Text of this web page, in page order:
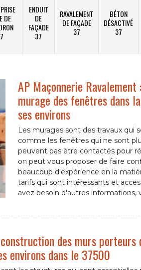
DE
ENDUIT
DE
FAÇADE
37
RAVALEMENT
DE FAÇADE
37
BÉTON
DÉSACTIVÉ
37
AP Maçonnerie
murage des fenêtres dans
ses environs
Les murages sont des travaux qui
comme les fenêtres qui ne sont
peuvent pas être contactés pour
on peut vous proposer de faire
beaucoup d'expérience en la
tarifs qui sont intéressants et
avez besoin d'autres
des murs porteurs
environs dans le 37500